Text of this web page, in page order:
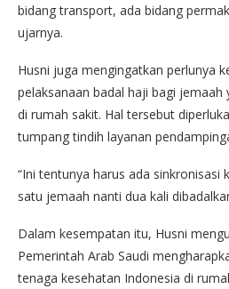
bidang transport, ada bidang
ujarnya.
Husni juga mengingatkan perlunya
pelaksanaan badal haji bagi
di rumah sakit. Hal tersebut
tumpang tindih layanan
“Ini tentunya harus ada sinkronisasi
satu jemaah nanti dua kali
Dalam kesempatan itu, Husni
Pemerintah Arab Saudi
tenaga kesehatan Indonesia di